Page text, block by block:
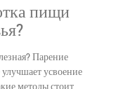
пищи
Парение
усвоение
методы стоит